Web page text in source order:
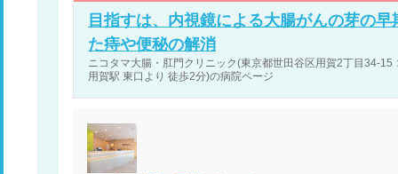
目指すは、内視鏡による大腸がんの芽の
た痔や便秘の解消
ニコタマ大腸・肛門クリニック(東京都世田谷区用賀2丁目34-
用賀駅 東口より 徒歩2分)の病院ページ